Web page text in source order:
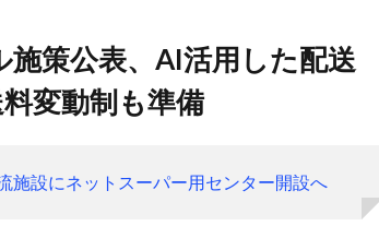
変動制も準備
施設にネットスーパー用センター開設へ